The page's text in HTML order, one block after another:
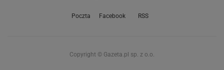
Poczta Facebook RSS
Copyright © Gazeta.pl sp. z o.o.